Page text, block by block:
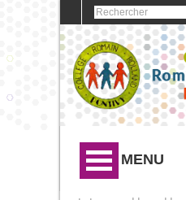
MENU